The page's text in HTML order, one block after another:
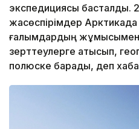
экспедициясы басталды.
жасөспірімдер
ғалымдардың
зерттеулерге қатысып,
полюске барады, деп